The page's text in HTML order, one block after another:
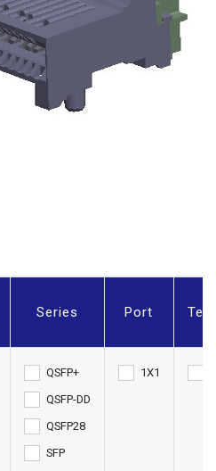
Series Port
QSFP+
QSFP-DD
QSFP28
SFP
1X1